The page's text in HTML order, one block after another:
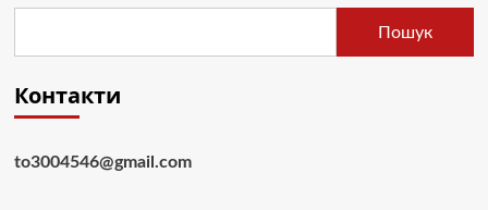
Пошук
Контакти
to3004546@gmail.com